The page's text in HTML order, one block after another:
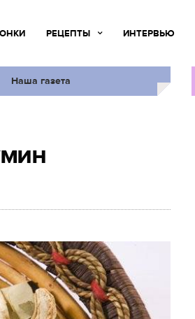
РЕЦЕПТЫ ИНТЕРВЬЮ
Наша газета